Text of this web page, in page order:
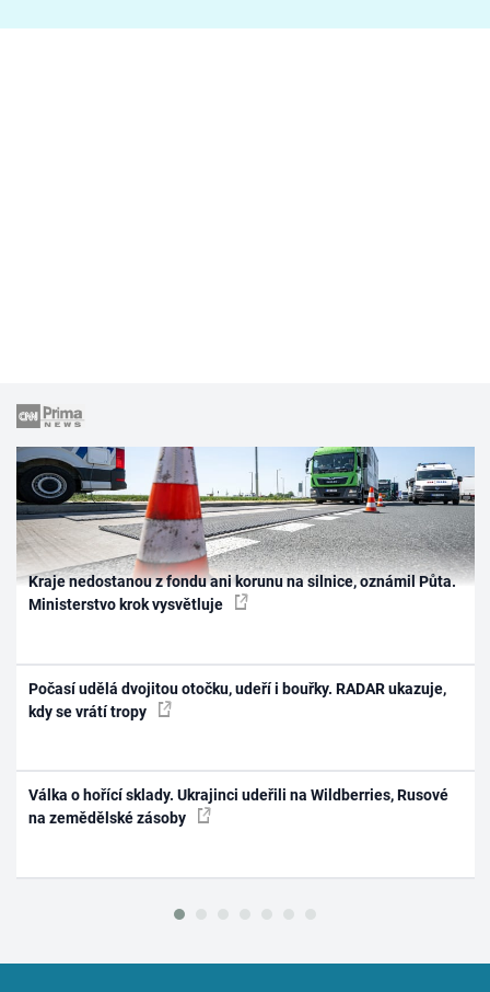
Kraje nedostanou z fondu ani korunu na silnice, oznámil Půta.
Ministerstvo krok vysvětluje
Počasí udělá dvojitou otočku, udeří i bouřky. RADAR ukazuje,
kdy se vrátí tropy
Válka o hořící sklady. Ukrajinci udeřili na Wildberries, Rusové
na zemědělské zásoby